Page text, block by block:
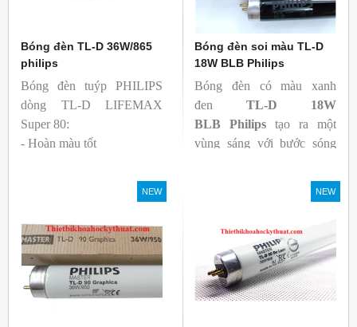
Bóng đèn TL-D 36W/865
philips
Bóng đèn tuýp PHILIPS
dòng TL-D LIFEMAX
Super 80:
- Hoàn màu tốt
cả ban đầu và trong suốt
tuổi thọ của bóng đèn, với
thông cao
- Tạo ra từ màu trắng ấm
đến ánh sáng ban ngày mát
mẻ
Bóng đèn soi màu TL-D
18W BLB Philips
Bóng đèn có màu xanh
đen TL-D 18W
BLB
Philips tạo ra một
vùng sáng với bước sóng
sắc trực quan. Giúp người
dùng có thể phát hiện và
và keo trong sản phẩm.
NEW NEW